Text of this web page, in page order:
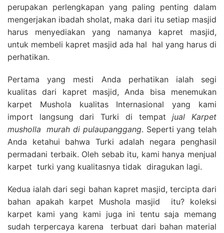
perupakan perlengkapan yang paling penting dalam
mengerjakan ibadah sholat, maka dari itu setiap masjid
harus menyediakan yang namanya kapret masjid,
untuk membeli kapret masjid ada hal hal yang harus di
perhatikan.
Pertama yang mesti Anda perhatikan ialah segi
kualitas dari kapret masjid, Anda bisa menemukan
karpet Mushola kualitas Internasional yang kami
import langsung dari Turki di tempatjual Karpet
musholla
murah di pulaupanggang. Seperti yang telah
Anda ketahui bahwa Turki adalah negara penghasil
permadani terbaik. Oleh sebab itu, kami hanya menjual
karpet turki yang kualitasnya tidak diragukan lagi.
Kedua ialah dari segi bahan kapret masjid, tercipta dari
bahan apakah karpet Mushola masjid itu? koleksi
karpet kami yang kami juga ini tentu saja memang
sudah terpercaya karena terbuat dari bahan material